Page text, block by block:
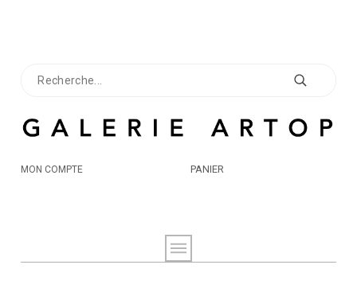
MON COMPTE PANIER